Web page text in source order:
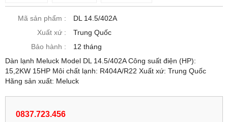
Mã sản phẩm :
DL 14.5/402A
Xuất xứ :
Trung Quốc
Bảo hành :
12 tháng
Dàn lạnh Meluck Model DL 14.5/402A Công suất điện (HP):
15,2KW 15HP Môi chất lạnh: R404A/R22 Xuất xứ: Trung Quốc
Hãng sản xuất: Meluck
0837.723.456